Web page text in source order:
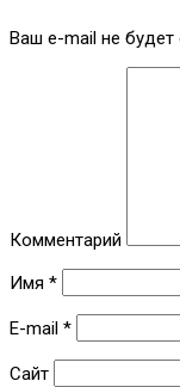
Ваш e-mail не будет
Комментарий
Имя *
E-mail *
Сайт